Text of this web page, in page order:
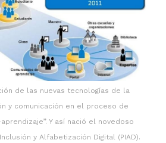
de las nuevas tecnologías de la
y comunicación en el proceso de
Y así nació el novedoso
y Alfabetización Digital (PIAD).